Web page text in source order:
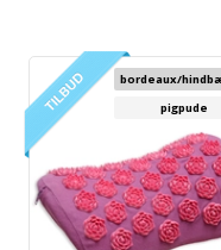
bordeaux/
pigpude